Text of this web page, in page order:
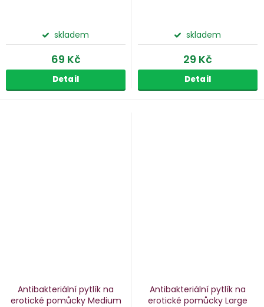
skladem
69 Kč
Detail
skladem
29 Kč
Detail
Antibakteriální pytlík na
erotické pomůcky Medium
Antibakteriální pytlík na
erotické pomůcky Large